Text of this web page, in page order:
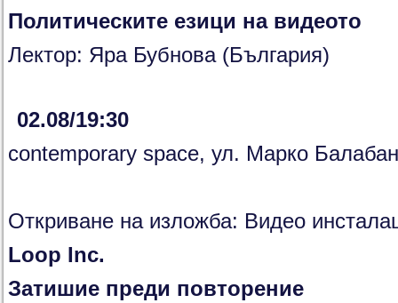
Политическите езици на видеото
Лектор: Яра Бубнова (България)
02.08/19:30
contemporary space, ул. Марко
Откриване на изложба: Видео
Loop Inc.
Затишие преди повторение